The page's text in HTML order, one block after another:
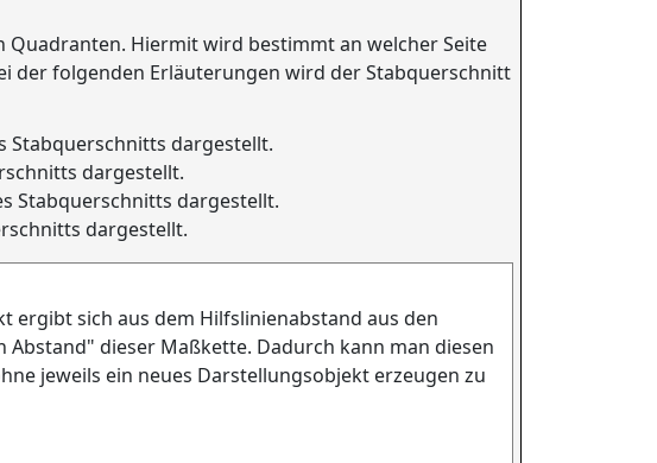
Hiermit wird bestimmt an welcher Seite
der folgenden Erläuterungen wird der Stabquerschnitt
Stabquerschnitts dargestellt.
dargestellt.
Stabquerschnitts dargestellt.
dargestellt.
ergibt sich aus dem Hilfslinienabstand aus den
dieser Maßkette. Dadurch kann man diesen
jeweils ein neues Darstellungsobjekt erzeugen zu